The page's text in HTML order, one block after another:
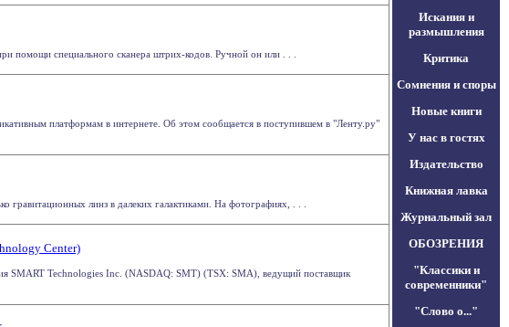
помощи специального сканера штрих-кодов. Ручной он или . . .
платформам в интернете. Об этом сообщается в поступившем в "Ленту.ру"
линз в далеких галактиками. На фотографиях, . . .
Center)
SMART Technologies Inc. (NASDAQ: SMT) (TSX: SMA), ведущий поставщик
Искания и
размышления
Критика
Сомнения и споры
Новые книги
У нас в гостях
Издательство
Книжная лавка
Журнальный зал
ОБОЗРЕНИЯ
"Классики и
современники"
"Слово о..."